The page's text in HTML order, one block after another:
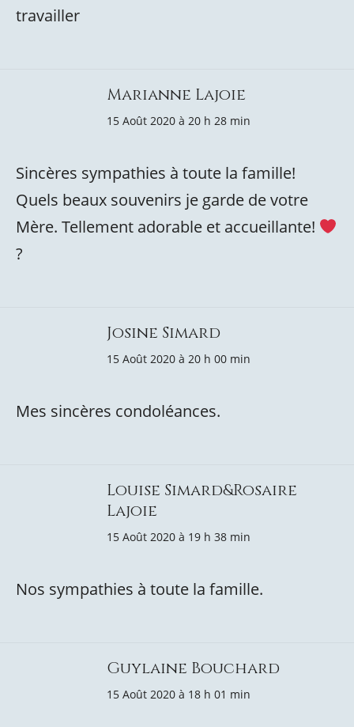
travailler
Marianne Lajoie
15 Août 2020 à 20 h 28 min
Sincères sympathies à toute la famille!
Quels beaux souvenirs je garde de votre
Mère. Tellement adorable et accueillante!
?
Josine Simard
15 Août 2020 à 20 h 00 min
Mes sincères condoléances.
Louise Simard&Rosaire
Lajoie
15 Août 2020 à 19 h 38 min
Nos sympathies à toute la famille.
Guylaine Bouchard
15 Août 2020 à 18 h 01 min